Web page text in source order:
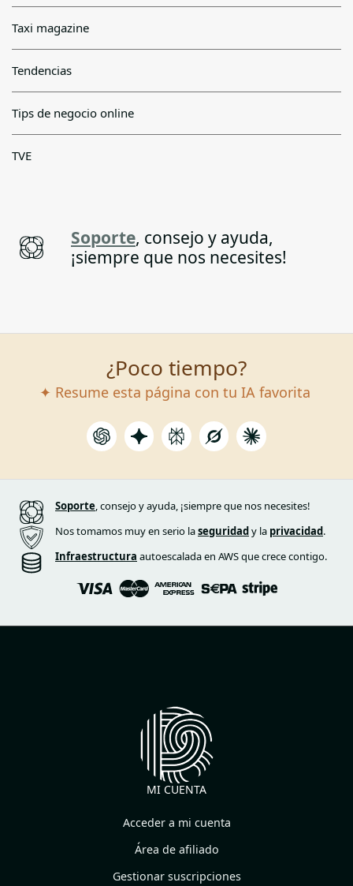
Taxi magazine
Tendencias
Tips de negocio online
TVE
Soporte, consejo y ayuda,
¡siempre que nos necesites!
¿Poco tiempo?
✦ Resume esta página con tu IA favorita
Soporte , consejo y ayuda, ¡siempre que nos necesites!
Nos tomamos muy en serio laseguridady la privacidad.
Infraestructura autoescalada en AWS que crece contigo.
MI CUENTA
Acceder a mi cuenta
Área de afiliado
Gestionar suscripciones